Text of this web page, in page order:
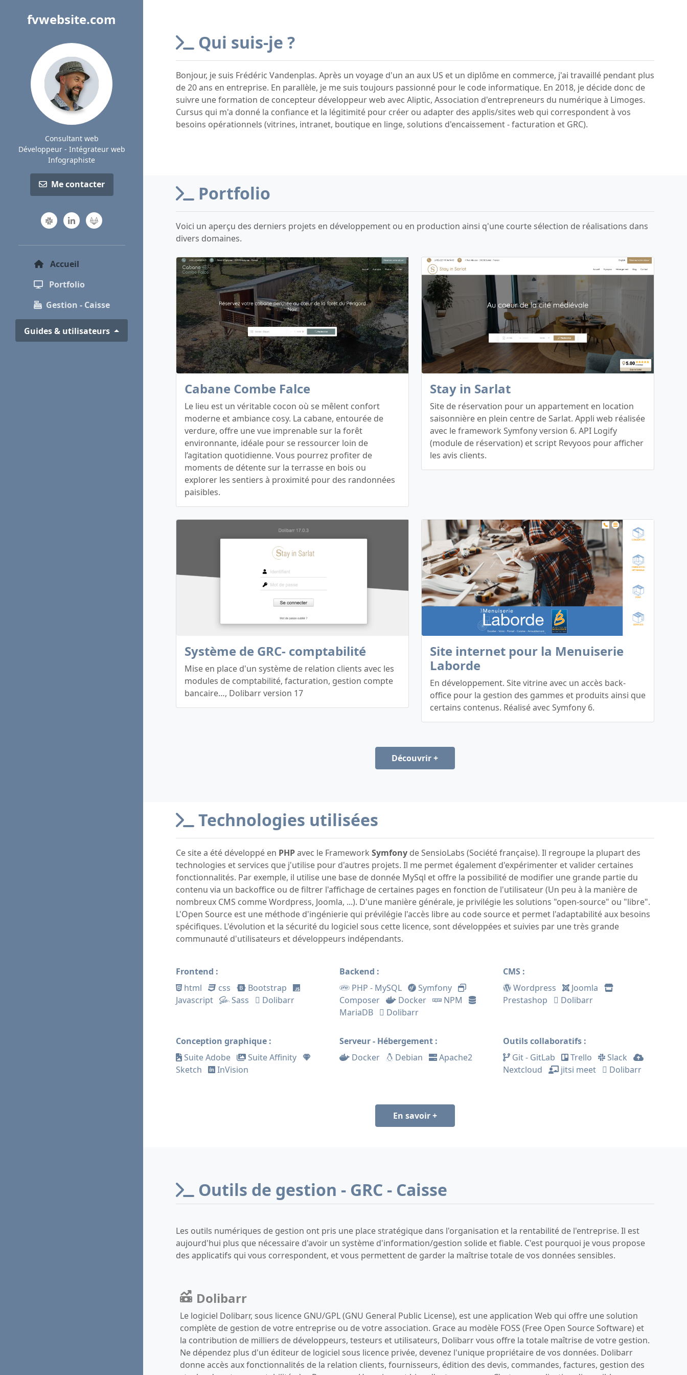
fvwebsite.com
Consultant web
Développeur - Intégrateur web
Infographiste
Me contacter
Accueil(current)
Portfolio
Gestion - Caisse
Guides & utilisateurs
Qui suis-je ?
Bonjour, je suis Frédéric Vandenplas. Après un voyage d'un an aux US et un diplôme en commerce, j'ai travaillé pendant plus
de 20 ans en entreprise. En parallèle, je me suis toujours passionné pour le code informatique. En 2018, je décide donc de
suivre une formation de concepteur développeur web avec Aliptic, Association d'entrepreneurs du numérique à Limoges.
Cursus qui m'a donné la confiance et la légitimité pour créer ou adapter des applis/sites web qui correspondent à vos
besoins opérationnels (vitrines, intranet, boutique en linge, solutions d'encaissement - facturation et GRC).
Portfolio
Voici un aperçu des derniers projets en développement ou en production ainsi q'une courte sélection de réalisations dans
divers domaines.
Cabane Combe Falce
Le lieu est un véritable cocon où se mêlent confort
moderne et ambiance cosy. La cabane, entourée de
verdure, offre une vue imprenable sur la forêt
environnante, idéale pour se ressourcer loin de
l’agitation quotidienne. Vous pourrez profiter de
moments de détente sur la terrasse en bois ou
explorer les sentiers à proximité pour des randonnées
paisibles.
Stay in Sarlat
Site de réservation pour un appartement en location
saisonnière en plein centre de Sarlat. Appli web réalisée
avec le framework Symfony version 6. API Logify
(module de réservation) et script Revyoos pour afficher
les avis clients.
Système de GRC- comptabilité
Mise en place d'un système de relation clients avec les
modules de comptabilité, facturation, gestion compte
bancaire…, Dolibarr version 17
Site internet pour la Menuiserie
Laborde
En développement. Site vitrine avec un accès back-
office pour la gestion des gammes et produits ainsi que
certains contenus. Réalisé avec Symfony 6.
Découvrir +
Technologies utilisées
Ce site a été développé en PHPavec le Framework Symfony de SensioLabs (Société française). Il regroupe la plupart des
technologies et services que j'utilise pour d'autres projets. Il me permet également d'expérimenter et valider certaines
fonctionnalités. Par exemple, il utilise une base de donnée MySql et offre la possibilité de modifier une grande partie du
contenu via un backoffice ou de filtrer l'affichage de certaines pages en fonction de l'utilisateur (Un peu à la manière de
nombreux CMS comme Wordpress, Joomla, ...). D'une manière générale, je privilégie les solutions "open-source" ou "libre".
L'Open Source est une méthode d'ingénierie qui prévilégie l'accès libre au code source et permet l'adaptabilité aux besoins
spécifiques. L'évolution et la sécurité du logiciel sous cette licence, sont développées et suivies par une très grande
communauté d'utilisateurs et développeurs indépendants.
Frontend :
html
css
Bootstrap
Javascript
Sass Dolibarr
Backend :
PHP - MySQL
Symfony
Composer
Docker
NPM
MariaDB
Dolibarr
CMS :
Wordpress
Joomla
Prestashop
Dolibarr
Conception graphique :
Suite Adobe
Suite Affinity
Sketch
InVision
Serveur - Hébergement :
Docker
Debian Apache2
Outils collaboratifs :
Git - GitLab
Trello
Slack
Nextcloud
jitsi meet Dolibarr
En savoir +
Outils de gestion - GRC - Caisse
Les outils numériques de gestion ont pris une place stratégique dans l'organisation et la rentabilité de l'entreprise. Il est
aujourd'hui plus que nécessaire d'avoir un système d'information/gestion solide et fiable. C'est pourquoi je vous propose
des applicatifs qui vous correspondent, et vous permettent de garder la maîtrise totale de vos données sensibles.
Dolibarr
Le logiciel Dolibarr, sous licence GNU/GPL (GNU General Public License), est une application Web qui offre une solution
complète de gestion de votre entreprise ou de votre association. Grace au modèle FOSS (Free Open Source Software) et
la contribution de milliers de développeurs, testeurs et utilisateurs, Dolibarr vous offre la totale maîtrise de votre gestion.
Ne dépendez plus d'un éditeur de logiciel sous licence privée, devenez l'unique propriétaire de vos données. Dolibarr
donne accès aux fonctionnalités de la relation clients, fournisseurs, édition des devis, commandes, factures, gestion des